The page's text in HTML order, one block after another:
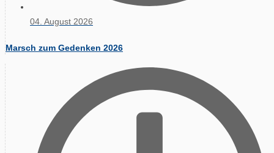
04. August 2026
Marsch zum Gedenken 2026